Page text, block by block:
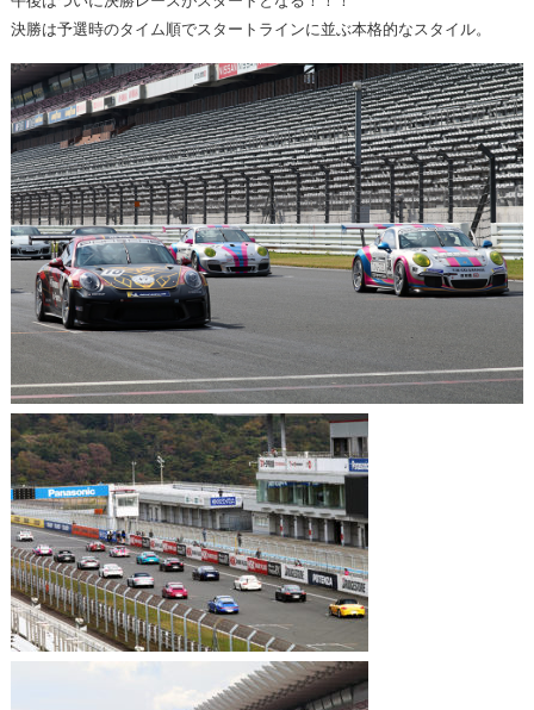
決勝は予選時のタイム順でスタートラインに並ぶ本格的なスタイル。